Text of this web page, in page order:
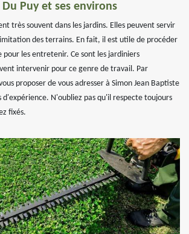
Puy et ses environs
très souvent dans les jardins. Elles peuvent servir
des terrains. En fait, il est utile de procéder
pour les entretenir. Ce sont les jardiniers
intervenir pour ce genre de travail. Par
proposer de vous adresser à Simon Jean Baptiste
d'expérience. N'oubliez pas qu'il respecte toujours
fixés.